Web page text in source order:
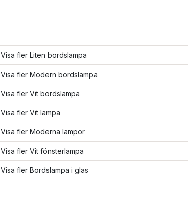
Visa fler Liten bordslampa
Visa fler Modern bordslampa
Visa fler Vit bordslampa
Visa fler Vit lampa
Visa fler Moderna lampor
Visa fler Vit fönsterlampa
Visa fler Bordslampa i glas